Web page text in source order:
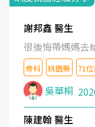
謝邦鑫 醫生
很後悔帶媽媽去
骨科 桃園縣 71
吳華桐
陳建翰 醫生